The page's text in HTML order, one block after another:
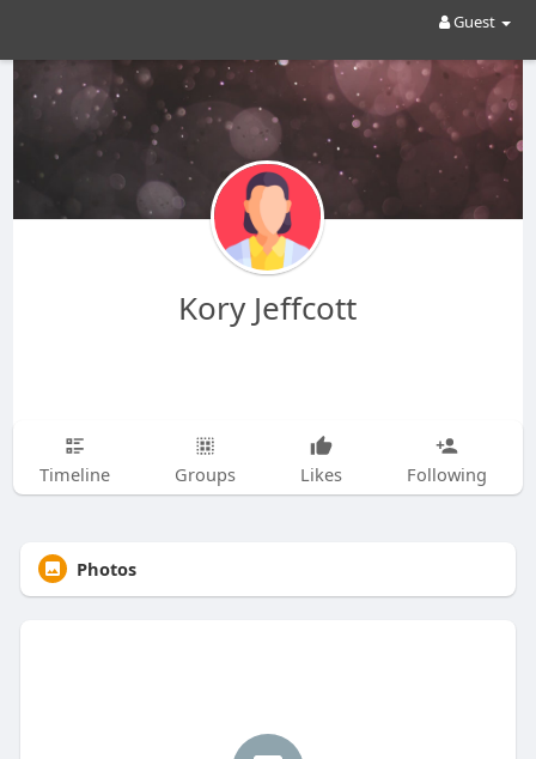
Guest
Kory Jeffcott
Timeline Groups Likes Following
Photos